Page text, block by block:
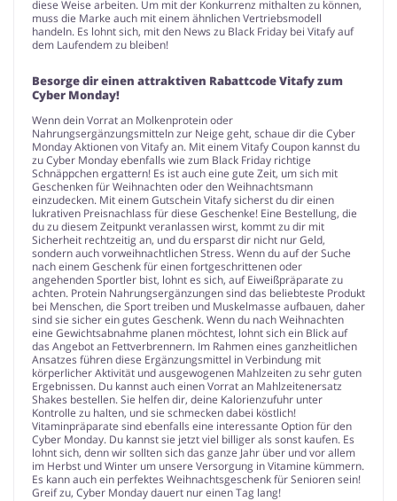
diese Weise arbeiten. Um mit der Konkurrenz mithalten zu können,
muss die Marke auch mit einem ähnlichen Vertriebsmodell
handeln. Es lohnt sich, mit den News zu Black Friday bei Vitafy auf
dem Laufendem zu bleiben!
Besorge dir einen attraktiven Rabattcode Vitafy zum
Cyber Monday!
Wenn dein Vorrat an Molkenprotein oder
Nahrungsergänzungsmitteln zur Neige geht, schaue dir die Cyber
Monday Aktionen von Vitafy an. Mit einem Vitafy Coupon kannst du
zu Cyber Monday ebenfalls wie zum Black Friday richtige
Schnäppchen ergattern! Es ist auch eine gute Zeit, um sich mit
Geschenken für Weihnachten oder den Weihnachtsmann
einzudecken. Mit einem Gutschein Vitafy sicherst du dir einen
lukrativen Preisnachlass für diese Geschenke! Eine Bestellung, die
du zu diesem Zeitpunkt veranlassen wirst, kommt zu dir mit
Sicherheit rechtzeitig an, und du ersparst dir nicht nur Geld,
sondern auch vorweihnachtlichen Stress. Wenn du auf der Suche
nach einem Geschenk für einen fortgeschrittenen oder
angehenden Sportler bist, lohnt es sich, auf Eiweißpräparate zu
achten. Protein Nahrungsergänzungen sind das beliebteste Produkt
bei Menschen, die Sport treiben und Muskelmasse aufbauen, daher
sind sie sicher ein gutes Geschenk. Wenn du nach Weihnachten
eine Gewichtsabnahme planen möchtest, lohnt sich ein Blick auf
das Angebot an Fettverbrennern. Im Rahmen eines ganzheitlichen
Ansatzes führen diese Ergänzungsmittel in Verbindung mit
körperlicher Aktivität und ausgewogenen Mahlzeiten zu sehr guten
Ergebnissen. Du kannst auch einen Vorrat an Mahlzeitenersatz
Shakes bestellen. Sie helfen dir, deine Kalorienzufuhr unter
Kontrolle zu halten, und sie schmecken dabei köstlich!
Vitaminpräparate sind ebenfalls eine interessante Option für den
Cyber Monday. Du kannst sie jetzt viel billiger als sonst kaufen. Es
lohnt sich, denn wir sollten sich das ganze Jahr über und vor allem
im Herbst und Winter um unsere Versorgung in Vitamine kümmern.
Es kann auch ein perfektes Weihnachtsgeschenk für Senioren sein!
Greif zu, Cyber Monday dauert nur einen Tag lang!